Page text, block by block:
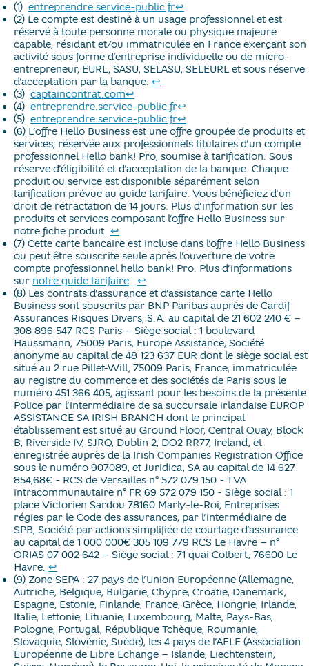
(1) ​ entreprendre.service-public.fr↩
(2) Le compte est destiné à un usage professionnel et est
réservé à toute personne morale ou physique majeure
capable, résidant et/ou immatriculée en France exerçant son
activité sous forme d’entreprise individuelle ou de micro-
entrepreneur, EURL, SASU, SELASU, SELEURL et sous réserve
d’acceptation par la banque. ↩
(3) ​ captaincontrat.com↩
(4) ​ entreprendre.service-public.fr↩
(5) ​ entreprendre.service-public.fr↩
(6) L’offre Hello Business est une offre groupée de produits et
services, réservée aux professionnels titulaires d’un compte
professionnel Hello bank! Pro, soumise à tarification. Sous
réserve d’éligibilité et d’acceptation de la banque. Chaque
produit ou service est disponible séparément selon
tarification prévue au guide tarifaire. Vous bénéficiez d’un
droit de rétractation de 14 jours. Plus d’information sur les
produits et services composant l’offre Hello Business sur
notre fiche produit. ↩
(7) Cette carte bancaire est incluse dans l’offre Hello Business
ou peut être souscrite seule après l’ouverture de votre
compte professionnel hello bank! Pro. Plus d’informations
sur notre guide tarifaire ​. ↩
(8) Les contrats d’assurance et d’assistance carte Hello
Business sont souscrits par BNP Paribas auprès de Cardif
Assurances Risques Divers, S.A. au capital de 21 602 240 € –
308 896 547 RCS Paris – Siège social : 1 boulevard
Haussmann, 75009 Paris, Europe Assistance, Société
anonyme au capital de 48 123 637 EUR dont le siège social est
situé au 2 rue Pillet-Will, 75009 Paris, France, immatriculée
au registre du commerce et des sociétés de Paris sous le
numéro 451 366 405, agissant pour les besoins de la présente
Police par l’intermédiaire de sa succursale irlandaise EUROP
ASSISTANCE SA IRISH BRANCH dont le principal
établissement est situé au Ground Floor, Central Quay, Block
B, Riverside IV, SJRQ, Dublin 2, DO2 RR77, Ireland, et
enregistrée auprès de la Irish Companies Registration Office
sous le numéro 907089, et Juridica, SA au capital de 14 627
854,68€ - RCS de Versailles n° 572 079 150 - TVA
intracommunautaire n° FR 69 572 079 150 - Siège social : 1
place Victorien Sardou 78160 Marly-le-Roi, Entreprises
régies par le Code des assurances, par l’intermédiaire de
SPB, Société par actions simplifiée de courtage d’assurance
au capital de 1 000 000€ 305 109 779 RCS Le Havre – n°
ORIAS 07 002 642 – Siège social : 71 quai Colbert, 76600 Le
Havre. ↩
(9) Zone SEPA : 27 pays de l’Union Européenne (Allemagne,
Autriche, Belgique, Bulgarie, Chypre, Croatie, Danemark,
Espagne, Estonie, Finlande, France, Grèce, Hongrie, Irlande,
Italie, Lettonie, Lituanie, Luxembourg, Malte, Pays-Bas,
Pologne, Portugal, République Tchèque, Roumanie,
Slovaquie, Slovénie, Suède), les 4 pays de l’AELE (Association
Européenne de Libre Echange – Islande, Liechtenstein,